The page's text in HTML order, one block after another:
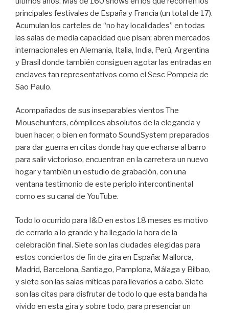
principales festivales de España y Francia (un total de 17).
Acumulan los carteles de “no hay localidades” en todas
las salas de media capacidad que pisan; abren mercados
internacionales en Alemania, Italia, India, Perú, Argentina
y Brasil donde también consiguen agotar las entradas en
enclaves tan representativos como el Sesc Pompeia de
Sao Paulo.
Acompañados de sus inseparables vientos The
Mousehunters, cómplices absolutos de la elegancia y
buen hacer, o bien en formato SoundSystem preparados
para dar guerra en citas donde hay que echarse al barro
para salir victorioso, encuentran en la carretera un nuevo
hogar y también un estudio de grabación, con una
ventana testimonio de este periplo intercontinental
como es su canal de YouTube.
Todo lo ocurrido para I&D en estos 18 meses es motivo
de cerrarlo a lo grande y ha llegado la hora de la
celebración final. Siete son las ciudades elegidas para
estos conciertos de fin de gira en España: Mallorca,
Madrid, Barcelona, Santiago, Pamplona, Málaga y Bilbao,
y siete son las salas míticas para llevarlos a cabo. Siete
son las citas para disfrutar de todo lo que esta banda ha
vivido en esta gira y sobre todo, para presenciar un